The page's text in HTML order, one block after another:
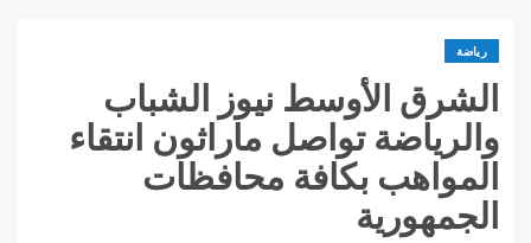
رياضة
الشرق الأوسط نيوز الشباب
والرياضة تواصل ماراثون انتقاء
المواهب بكافة محافظات
الجمهورية